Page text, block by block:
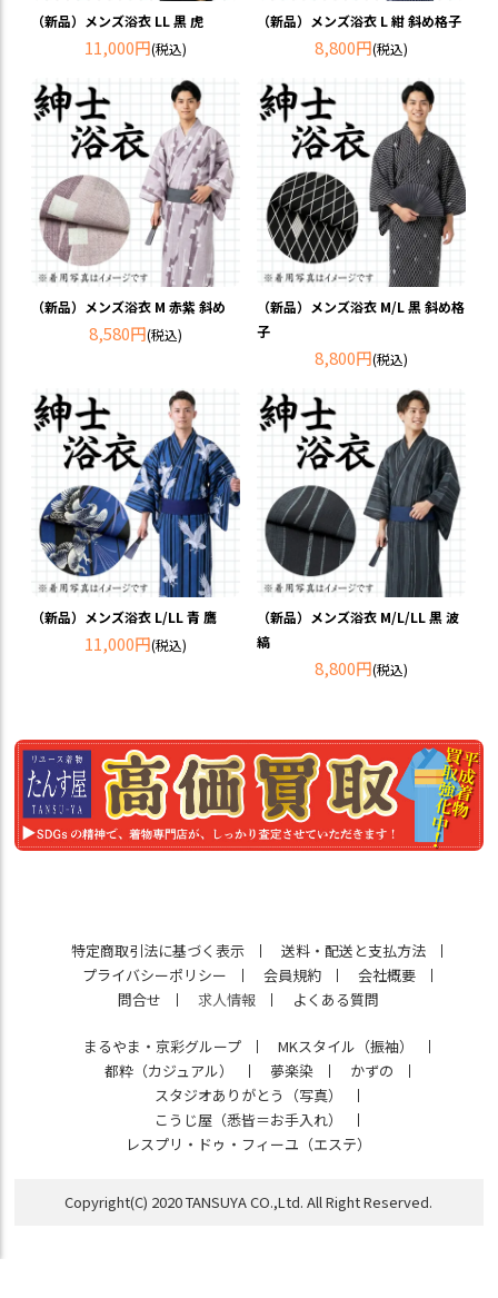
（新品）メンズ浴衣 LL 黒 虎
11,000円(税込)
（新品）メンズ浴衣 L 紺 斜め格子
8,800円(税込)
（新品）メンズ浴衣 M 赤紫 斜め
8,580円(税込)
（新品）メンズ浴衣 M/L 黒 斜め格
子
8,800円(税込)
（新品）メンズ浴衣 L/LL 青 鷹
11,000円(税込)
（新品）メンズ浴衣 M/L/LL 黒 波
縞
8,800円(税込)
特定商取引法に基づく表示
送料・配送と支払方法
プライバシーポリシー
会員規約
会社概要
問合せ
求人情報 よくある質問
まるやま・京彩グループ
MKスタイル（振袖）
都粋（カジュアル）
夢楽染
かずの
スタジオありがとう（写真）
こうじ屋（悉皆＝お手入れ）
レスプリ・ドゥ・フィーユ（エステ）
Copyright(C) 2020 TANSUYA CO.,Ltd. All Right Reserved.